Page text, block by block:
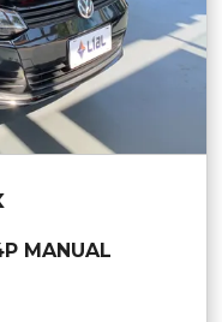
MANUAL